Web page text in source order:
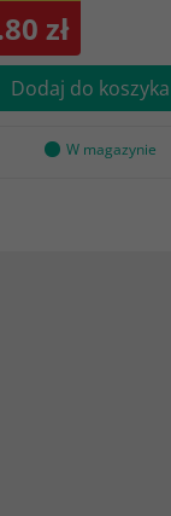
zł
Dodaj do koszyka
W magazynie